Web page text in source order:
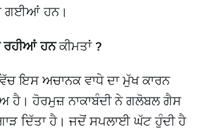
ਗਈਆਂ ਹਨ।
ਰਹੀਆਂ ਹਨਕੀਮਤਾਂ ?
ਇਸ ਅਚਾਨਕ ਵਾਧੇ ਦਾ ਮੁੱਖ ਕਾਰਨ
ਹੈ। ਹੋਰਮੁਜ਼ ਨਾਕਾਬੰਦੀ ਨੇ ਗਲੋਬਲ ਗੈਸ
ਦਿੱਤਾ ਹੈ। ਜਦੋਂ ਸਪਲਾਈ ਘੱਟ ਹੁੰਦੀ ਹੈ